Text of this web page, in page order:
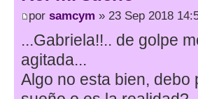
por samcym » 23 Sep 2018
...Gabriela!!.. de golpe
agitada...
Algo no esta bien, debo